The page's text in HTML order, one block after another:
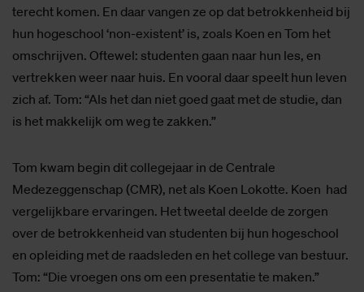
terecht komen. En daar vangen ze op dat betrokkenheid bij
hun hogeschool ‘non-existent’ is, zoals Koen en Tom het
omschrijven. Oftewel: studenten gaan naar hun les, en
vertrekken weer naar huis. En vooral daar speelt hun leven
zich af. Tom: “Als het dan niet goed gaat met de studie, dan
is het makkelijk om weg te zakken.”
Tom kwam begin dit collegejaar in de Centrale
Medezeggenschap (CMR), net als Koen Lokotte. Koen had
vergelijkbare ervaringen. Het tweetal deelde de zorgen
over de betrokkenheid van studenten bij hun hogeschool
en opleiding met de raadsleden en het college van bestuur.
Tom: “Die vroegen ons om een presentatie te maken.”